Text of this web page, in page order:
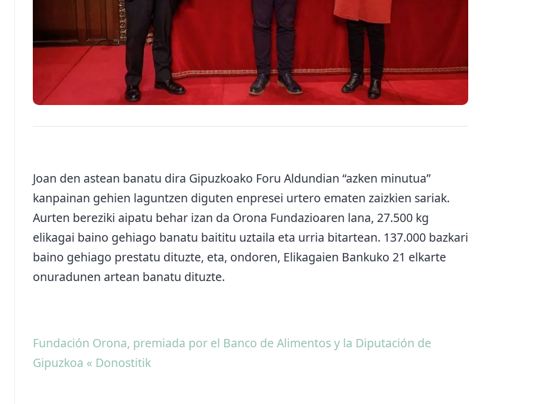
Joan den astean banatu dira Gipuzkoako Foru Aldundian “azken minutua”
kanpainan gehien laguntzen diguten enpresei urtero ematen zaizkien sariak.
Aurten bereziki aipatu behar izan da Orona Fundazioaren lana, 27.500 kg
elikagai baino gehiago banatu baititu uztaila eta urria bitartean. 137.000 bazkari
baino gehiago prestatu dituzte, eta, ondoren, Elikagaien Bankuko 21 elkarte
onuradunen artean banatu dituzte.
Fundación Orona, premiada por el Banco de Alimentos y la Diputación de
Gipuzkoa « Donostitik